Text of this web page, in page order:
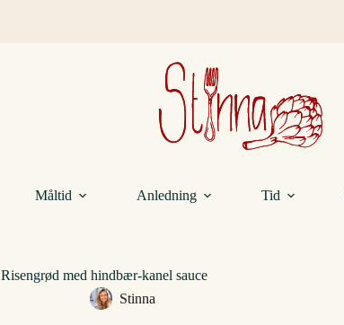
Måltid Anledning Tid
Risengrød med hindbær-kanel sauce
Stinna